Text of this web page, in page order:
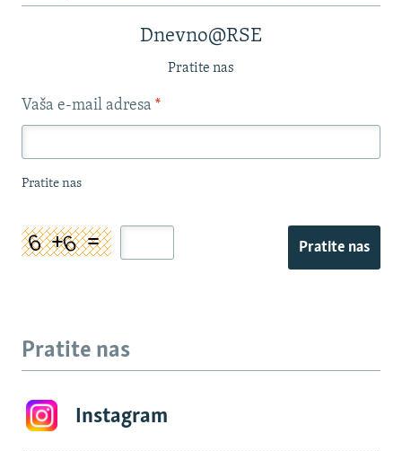
Dnevno@RSE
Pratite nas
Vaša e-mail adresa *
Pratite nas
Pratite nas
Pratite nas
Instagram